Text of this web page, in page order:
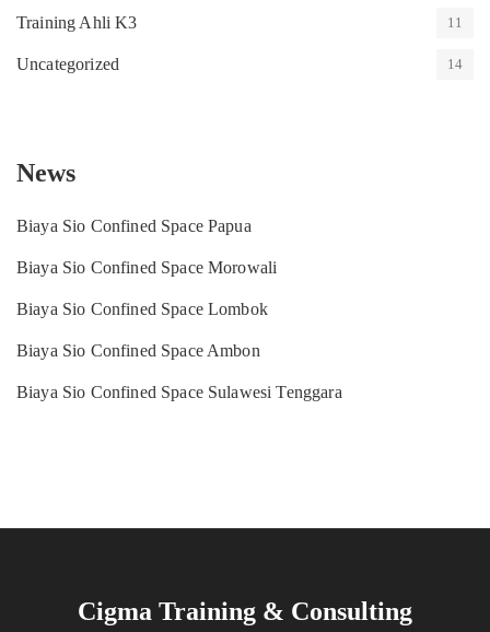
Training Ahli K3 11
Uncategorized 14
News
Biaya Sio Confined Space Papua
Biaya Sio Confined Space Morowali
Biaya Sio Confined Space Lombok
Biaya Sio Confined Space Ambon
Biaya Sio Confined Space Sulawesi Tenggara
Cigma Training & Consulting